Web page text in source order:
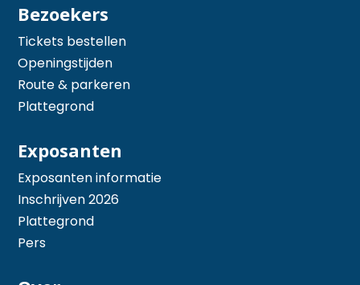
Bezoekers
Tickets bestellen
Openingstijden
Route & parkeren
Plattegrond
Exposanten
Exposanten informatie
Inschrijven 2026
Plattegrond
Pers